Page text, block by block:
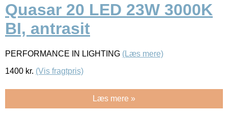
Quasar 20 LED 23W 3000K
BI, antrasit
PERFORMANCE IN LIGHTING (Læs mere)
1400 kr. (Vis fragtpris)
Læs mere »